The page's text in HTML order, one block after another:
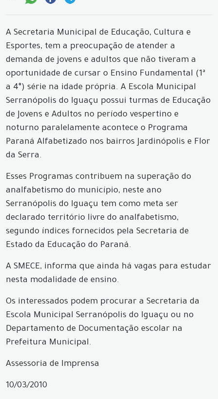
A Secretaria Municipal de Educação, Cultura e
Esportes, tem a preocupação de atender a
demanda de jovens e adultos que não tiveram a
oportunidade de cursar o Ensino Fundamental (1ª
a 4°) série na idade própria. A Escola Municipal
Serranópolis do Iguaçu possui turmas de Educação
de Jovens e Adultos no período vespertino e
noturno paralelamente acontece o Programa
Paraná Alfabetizado nos bairros Jardinópolis e Flor
da Serra.
Esses Programas contribuem na superação do
analfabetismo do município, neste ano
Serranópolis do Iguaçu tem como meta ser
declarado território livre do analfabetismo,
segundo índices fornecidos pela Secretaria de
Estado da Educação do Paraná.
A SMECE, informa que ainda há vagas para estudar
nesta modalidade de ensino.
Os interessados podem procurar a Secretaria da
Escola Municipal Serranópolis do Iguaçu ou no
Departamento de Documentação escolar na
Prefeitura Municipal.
Assessoria de Imprensa
10/03/2010